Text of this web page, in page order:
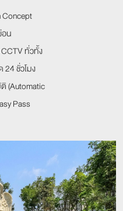
น
ทั่วทั้ง
ชั่วโมง
(Automatic
Pass